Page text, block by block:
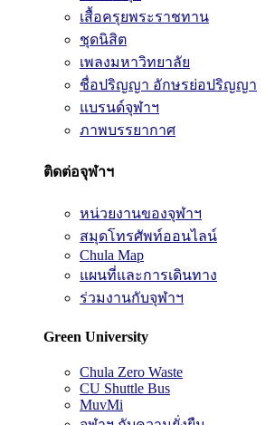
เสื้อครุยพระราชทาน
ชุดนิสิต
เพลงมหาวิทยาลัย
ชื่อปริญญา อักษรย่อปริญญา
แบรนด์จุฬาฯ
ภาพบรรยากาศ
ติดต่อจุฬาฯ
หน่วยงานของจุฬาฯ
สมุดโทรศัพท์ออนไลน์
Chula Map
แผนที่และการเดินทาง
ร่วมงานกับจุฬาฯ
Green University
Chula Zero Waste
CU Shuttle Bus
MuvMi